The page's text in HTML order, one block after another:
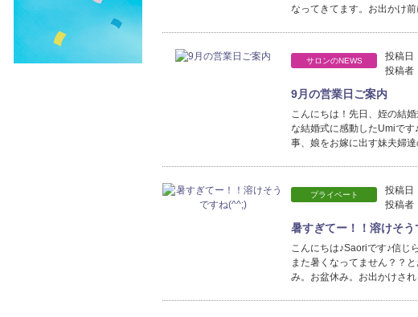
なってきてます。お出かけ
サロンのNEWS 投稿日
投稿者
9月の営業日ご案内
こんにちは！先日、姪の結
な結婚式に感動したUmiで
事、娘をお嫁に出す妹夫婦
プライベート 投稿日
投稿者
暑すぎてー！！溶けそ
こんにちは♪Saoriです♪信じ
また暑くなってません？？
み。お盆休み。お出かけさ